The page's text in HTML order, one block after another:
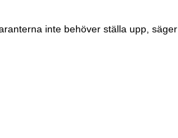
inte behöver ställa upp, säger